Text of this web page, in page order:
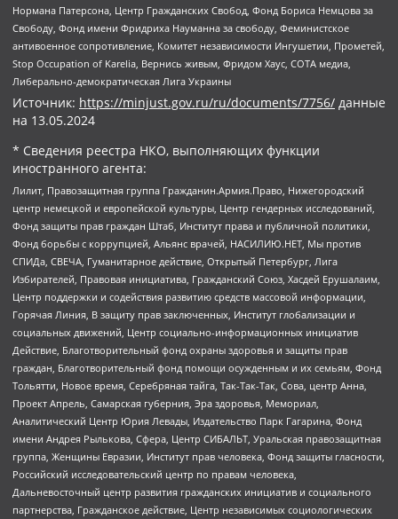
Нормана Патерсона, Центр Гражданских Свобод, Фонд Бориса Немцова за
Свободу, Фонд имени Фридриха Науманна за свободу, Феминистское
антивоенное сопротивление, Комитет независимости Ингушетии, Прометей,
Stop Occupation of Karelia, Вернись живым, Фридом Хаус, СОТА медиа,
Либерально-демократическая Лига Украины
Источник: https://minjust.gov.ru/ru/documents/7756/ данные
на 13.05.2024
* Сведения реестра НКО, выполняющих функции
иностранного агента:
Лилит, Правозащитная группа Гражданин.Армия.Право, Нижегородский
центр немецкой и европейской культуры, Центр гендерных исследований,
Фонд защиты прав граждан Штаб, Институт права и публичной политики,
Фонд борьбы с коррупцией, Альянс врачей, НАСИЛИЮ.НЕТ, Мы против
СПИДа, СВЕЧА, Гуманитарное действие, Открытый Петербург, Лига
Избирателей, Правовая инициатива, Гражданский Союз, Хасдей Ерушалаим,
Центр поддержки и содействия развитию средств массовой информации,
Горячая Линия, В защиту прав заключенных, Институт глобализации и
социальных движений, Центр социально-информационных инициатив
Действие, Благотворительный фонд охраны здоровья и защиты прав
граждан, Благотворительный фонд помощи осужденным и их семьям, Фонд
Тольятти, Новое время, Серебряная тайга, Так-Так-Так, Сова, центр Анна,
Проект Апрель, Самарская губерния, Эра здоровья, Мемориал,
Аналитический Центр Юрия Левады, Издательство Парк Гагарина, Фонд
имени Андрея Рылькова, Сфера, Центр СИБАЛЬТ, Уральская правозащитная
группа, Женщины Евразии, Институт прав человека, Фонд защиты гласности,
Российский исследовательский центр по правам человека,
Дальневосточный центр развития гражданских инициатив и социального
партнерства, Гражданское действие, Центр независимых социологических